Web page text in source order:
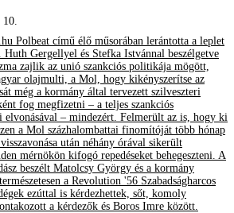
Polbeat című élő műsorában lerántotta a leplet
Huth Gergellyel és Stefka Istvánnal beszélgetve
zajlik az unió szankciós politikája mögött,
olajmulti, a Mol, hogy kikényszerítse az
még a kormány által tervezett szilveszteri
fog megfizetni – a teljes szankciós
elvonásával – mindezért. Felmerült az is, hogy ki
a Mol százhalombattai finomítóját több hónap
után néhány órával sikerült
mérnökön kifogó repedéseket behegeszteni. A
beszélt Matolcsy György és a kormány
a Revolution '56 Szabadságharcos
ezúttal is kérdezhettek, sőt, komoly
a kérdezők és Boros Imre között.